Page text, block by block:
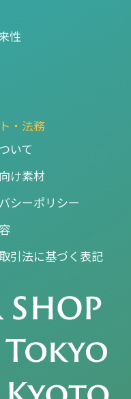
性
・法務
いて
け素材
シーポリシー
引法に基づく表記